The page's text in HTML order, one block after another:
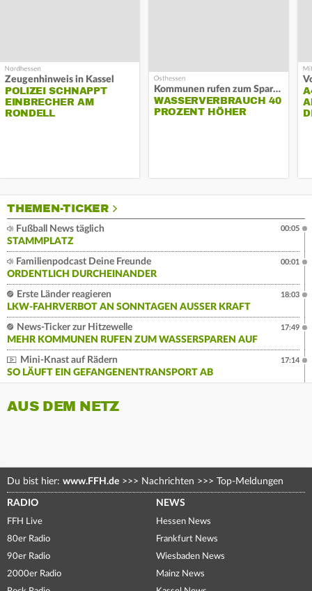
Zeugenhinweis in Kassel
POLIZEI SCHNAPPT
EINBRECHER AM
RONDELL
Kommunen rufen zum Sparen auf
WASSERVERBRAUCH 40
PROZENT HÖHER
THEMEN-TICKER
Fußball News täglich
STAMMPLATZ
00:05
Familienpodcast Deine Freunde
ORDENTLICH DURCHEINANDER
00:01
Erste Länder reagieren
LKW-FAHRVERBOT AN SONNTAGEN AUSSER KRAFT
18:03
News-Ticker zur Hitzewelle
MEHR KOMMUNEN RUFEN ZUM WASSERSPAREN AUF
17:49
Mini-Knast auf Rädern
SO LÄUFT EIN GEFANGENENTRANSPORT AB
17:14
AUS DEM NETZ
Du bist hier: www.FFH.de >>> Nachrichten >>> Top-Meldungen
RADIO
FFH Live
80er Radio
90er Radio
2000er Radio
NEWS
Hessen News
Frankfurt News
Wiesbaden News
Mainz News